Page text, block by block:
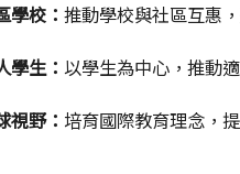
學校： 推動學校與社區互惠
學生： 以學生為中心，推動
視野： 培育國際教育理念，